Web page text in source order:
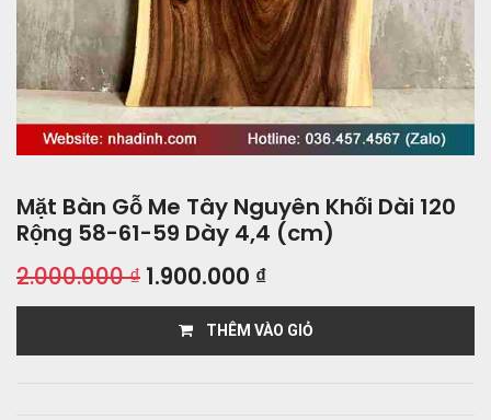
Mặt Bàn Gỗ Me Tây Nguyên Khối Dài 120
Rộng 58-61-59 Dày 4,4 (cm)
2.000.000₫ 1.900.000 ₫
THÊM VÀO GIỎ